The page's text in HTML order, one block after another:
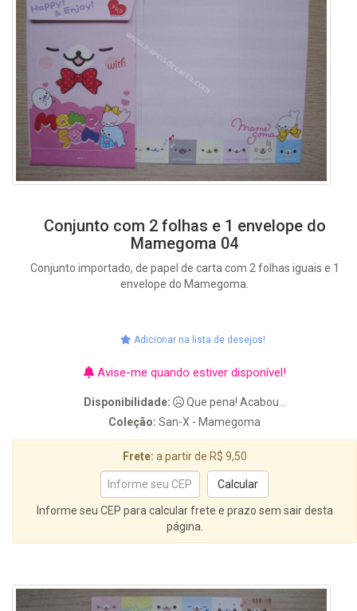
Conjunto com 2 folhas e 1 envelope do
Mamegoma 04
Conjunto importado, de papel de carta com 2 folhas iguais e 1
envelope do Mamegoma.
Adicionar na lista de desejos!
Avise-me quando estiver disponível!
Disponibilidade:
Que pena! Acabou...
Coleção: San-X - Mamegoma
Frete: a partir de R$ 9,50
Informe seu CEP para calcular frete e prazo sem sair desta
página.